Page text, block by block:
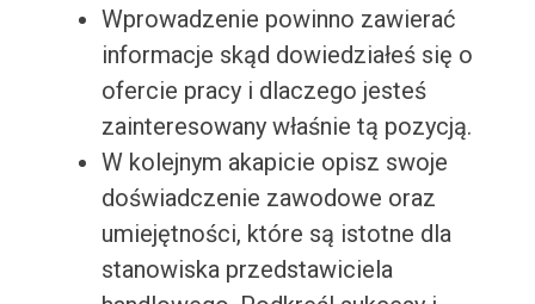
Wprowadzenie powinno zawierać
informacje skąd dowiedziałeś się o
ofercie pracy i dlaczego jesteś
zainteresowany właśnie tą pozycją.
W kolejnym akapicie opisz swoje
doświadczenie zawodowe oraz
umiejętności, które są istotne dla
stanowiska przedstawiciela